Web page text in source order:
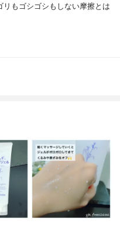
もゴシゴシもしない摩擦とは